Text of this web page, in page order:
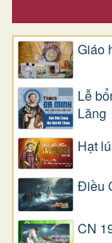
Giáo
Lễ
Lăng
Hạt
Điều
CN